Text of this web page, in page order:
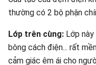
thường có 2 bộ phận
Lớp trên cùng: Lớp
bông cách điện... rất
cảm giác êm ái cho